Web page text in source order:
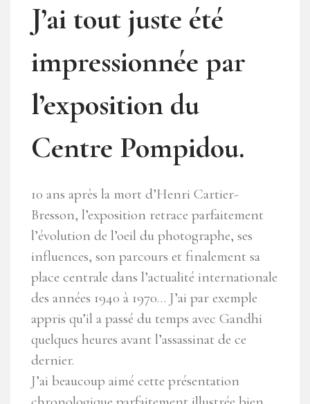
J’ai tout juste été
impressionnée par
l’exposition du
Centre Pompidou.
10 ans après la mort d’Henri Cartier-
Bresson, l’exposition retrace parfaitement
l’évolution de l’oeil du photographe, ses
influences, son parcours et finalement sa
place centrale dans l’actualité internationale
des années 1940 à 1970… J’ai par exemple
appris qu’il a passé du temps avec Gandhi
quelques heures avant l’assassinat de ce
dernier.
J’ai beaucoup aimé cette présentation